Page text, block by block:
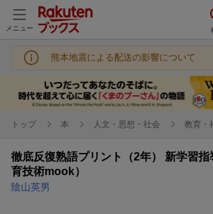
メニュー
熊本地震による配送の影響について
トップ 本 人文・思想・社会 教育・
徹底反復熟語プリント（2年） 新学習
育技術mook）
陰山英男